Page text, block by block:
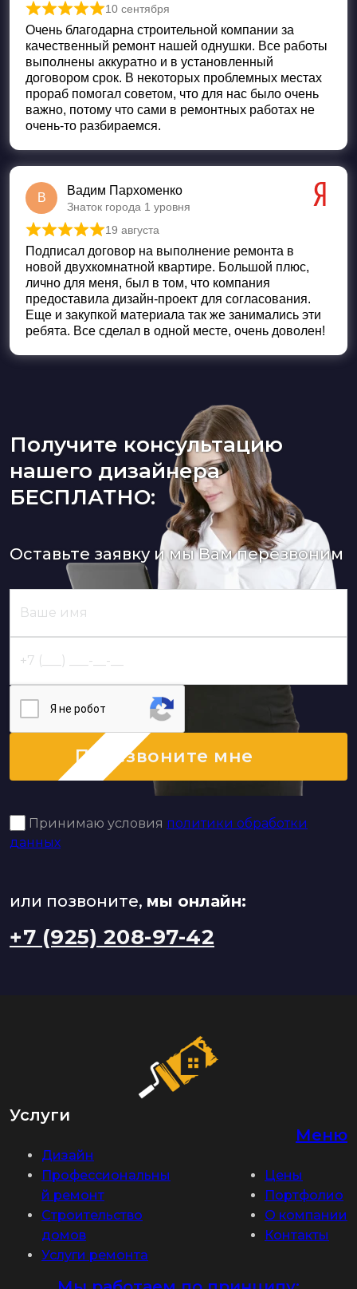
Оценка
10 сентября
Очень благодарна строительной компании за
качественный ремонт нашей однушки. Все работы
выполнены аккуратно и в установленный
договором срок. В некоторых проблемных местах
прораб помогал советом, что для нас было очень
важно, потому что сами в ремонтных работах не
очень-то разбираемся.
В
Вадим Пархоменко
Знаток города 1 уровня
Оценка из 5
19 августа
Подписал договор на выполнение ремонта в
новой двухкомнатной квартире. Большой плюс,
лично для меня, был в том, что компания
предоставила дизайн-проект для согласования.
Еще и закупкой материала так же занимались эти
ребята. Все сделал в одной месте, очень доволен!
Получите консультацию
нашего дизайнера
БЕСПЛАТНО:
Оставьте заявку и мы Вам перезвоним
Я нe poбoт
Перезвоните мне
Принимаю условия политики обработки
данных
или позвоните, мы онлайн:
+7 (925) 208-97-42
Услуги
Дизайн
Профессиональны
й ремонт
Строительство
домов
Услуги ремонта
Меню
Цены
Портфолио
О компании
Контакты